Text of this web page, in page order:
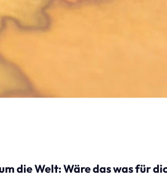
die Welt: Wäre das was für